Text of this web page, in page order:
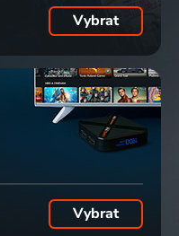
Vybrat
Vybrat